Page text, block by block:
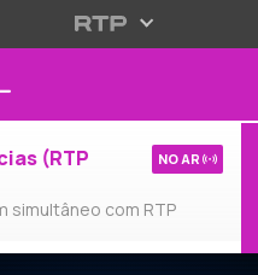
(RTP
simultâneo com RTP
NO AR